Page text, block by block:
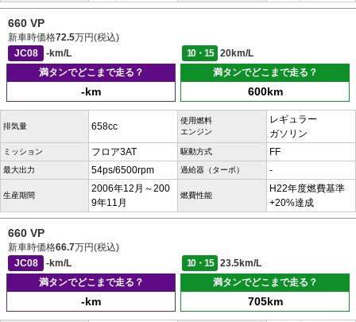
660 VP
新車時価格72.5万円(税込)
JC08
-km/L 10・15
20km/L
満タンでどこまで走る？
-km
満タンでどこまで走る？
600km
排気量 658cc
使用燃料
エンジン
レギュラー
ガソリン
ミッション フロア3AT 駆動方式 FF
最大出力 54ps/6500rpm 過給器（ターボ） -
生産期間
2006年12月～200
9年11月
燃費性能
H22年度燃費基準
+20%達成
660 VP
新車時価格66.7万円(税込)
JC08
-km/L 10・15
23.5km/L
満タンでどこまで走る？
-km
満タンでどこまで走る？
705km